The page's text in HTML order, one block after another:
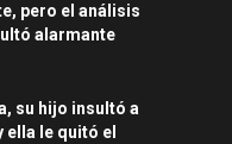
pero el análisis
alarmante
su hijo insultó a
ella le quitó el